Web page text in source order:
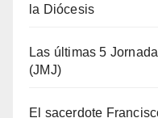
la Diócesis
Las últimas 5
(JMJ)
El sacerdote